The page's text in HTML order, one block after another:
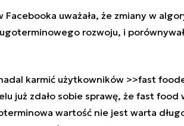
Facebooka uważała, że zmiany w
rozwoju, i
karmić użytkowników >>fast
już zdało sobie sprawę, że fast food
wartość nie jest warta